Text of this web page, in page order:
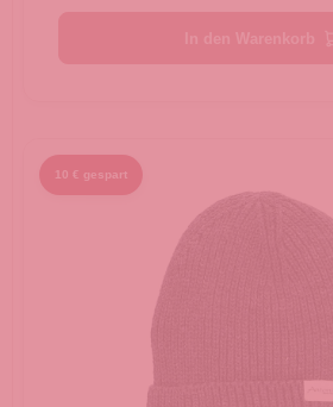
10 € gespart